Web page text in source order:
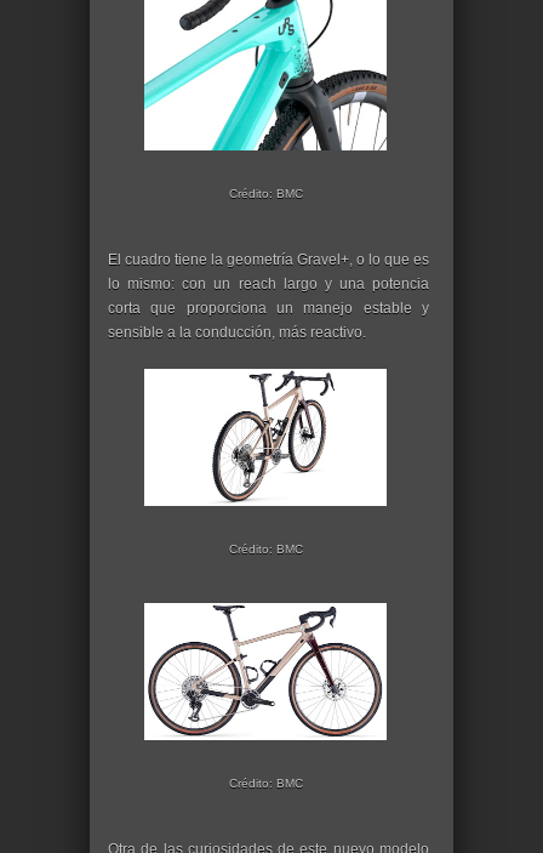
Crédito: BMC
El cuadro tiene la geometría Gravel+, o lo que es
lo mismo: con un reach largo y una potencia
corta que proporciona un manejo estable y
sensible a la conducción, más reactivo.
Crédito: BMC
Crédito: BMC
Otra de las curiosidades de este nuevo modelo